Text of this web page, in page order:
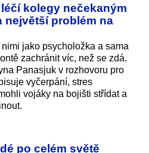
kolegy nečekaným
největší problém na
jako psycholožka a sama
zachránit víc, než se zdá.
Panasjuk v rozhovoru pro
vyčerpání, stres
vojáky na bojišti střídat a
po celém světě